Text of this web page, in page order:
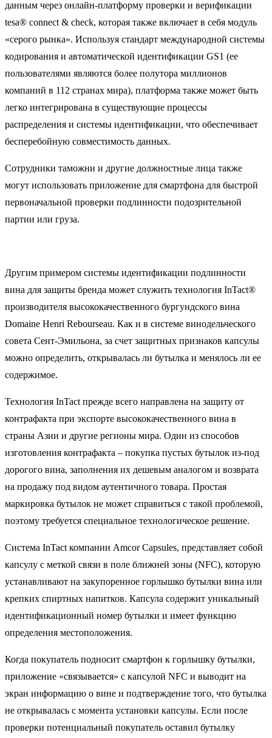
данным через онлайн-платформу проверки и верификации
tesa® connect & check, которая также включает в себя модуль
«серого рынка». Используя стандарт международной системы
кодирования и автоматической идентификации GS1 (ее
пользователями являются более полутора миллионов
компаний в 112 странах мира), платформа также может быть
легко интегрирована в существующие процессы
распределения и системы идентификации, что обеспечивает
бесперебойную совместимость данных.
Сотрудники таможни и другие должностные лица также
могут использовать приложение для смартфона для быстрой
первоначальной проверки подлинности подозрительной
партии или груза.
Другим примером системы идентификации подлинности
вина для защиты бренда может служить технология InTact®
производителя высококачественного бургундского вина
Domaine Henri Rebourseau. Как и в системе винодельческого
совета Сент-Эмильона, за счет защитных признаков капсулы
можно определить, открывалась ли бутылка и менялось ли ее
содержимое.
Технология InTact прежде всего направлена на защиту от
контрафакта при экспорте высококачественного вина в
страны Азии и другие регионы мира. Один из способов
изготовления контрафакта – покупка пустых бутылок из-под
дорогого вина, заполнения их дешевым аналогом и возврата
на продажу под видом аутентичного товара. Простая
маркировка бутылок не может справиться с такой проблемой,
поэтому требуется специальное технологическое решение.
Система InTact компании Amcor Capsules, представляет собой
капсулу с меткой связи в поле ближней зоны (NFC), которую
устанавливают на закупоренное горлышко бутылки вина или
крепких спиртных напитков. Капсула содержит уникальный
идентификационный номер бутылки и имеет функцию
определения местоположения.
Когда покупатель подносит смартфон к горлышку бутылки,
приложение «связывается» с капсулой NFC и выводит на
экран информацию о вине и подтверждение того, что бутылка
не открывалась с момента установки капсулы. Если после
проверки потенциальный покупатель оставил бутылку